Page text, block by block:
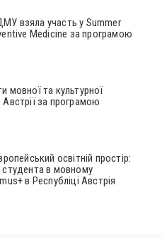
взяла участь у Summer
Medicine за програмою
мовної та культурної
Австрії за програмою
освітній простір:
студента в мовному
в Республіці Австрія